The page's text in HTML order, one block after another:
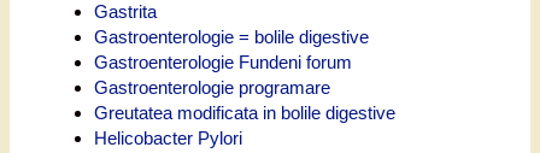
Gastrita
Gastroenterologie = bolile digestive
Gastroenterologie Fundeni forum
Gastroenterologie programare
Greutatea modificata in bolile digestive
Helicobacter Pylori